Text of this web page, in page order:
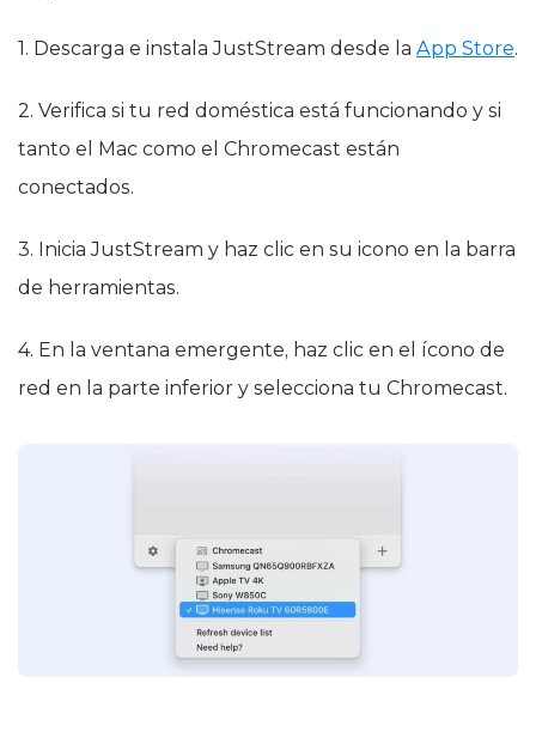
1. Descarga e instala JustStream desde la App Store.
2. Verifica si tu red doméstica está funcionando y si
tanto el Mac como el Chromecast están
conectados.
3. Inicia JustStream y haz clic en su icono en la barra
de herramientas.
4. En la ventana emergente, haz clic en el ícono de
red en la parte inferior y selecciona tu Chromecast.